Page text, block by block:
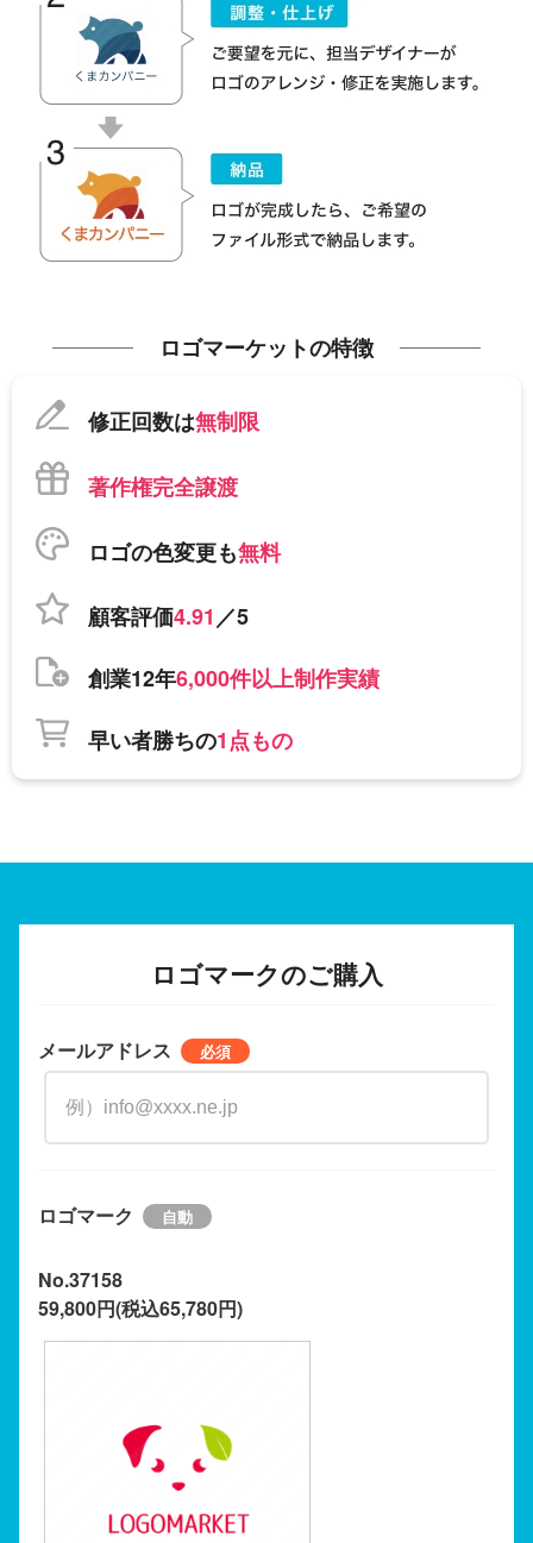
ロゴマーケットの特徴
修正回数は無制限
著作権完全譲渡
ロゴの色変更も無料
顧客評価4.91／5
創業12年6,000件以上制作実績
早い者勝ちの1点もの
ロゴマークのご購入
メールアドレス
ロゴマーク
No.37158
59,800円(税込65,780円)